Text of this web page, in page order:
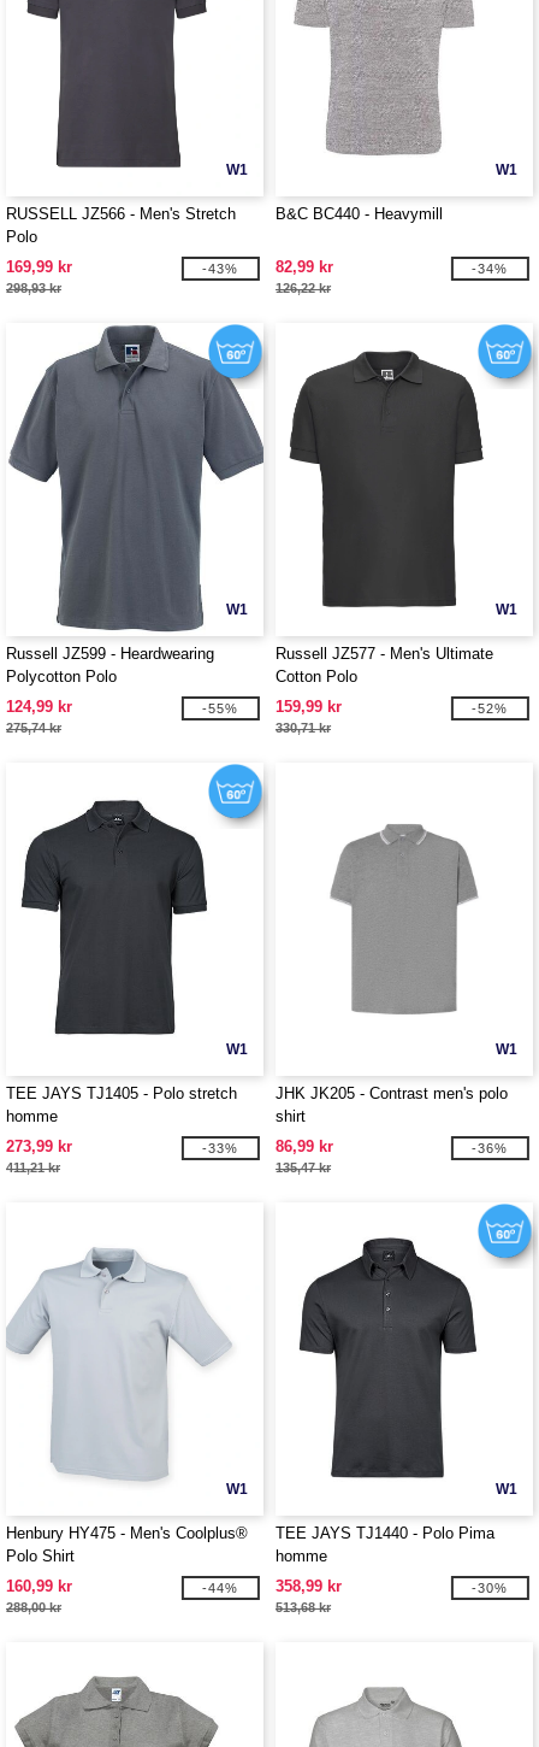
W1
RUSSELL JZ566 - Men's Stretch
Polo
169,99 kr
298,93 kr
-43%
W1
B&C BC440 - Heavymill
82,99 kr
126,22 kr
-34%
W1
Russell JZ599 - Heardwearing
Polycotton Polo
124,99 kr
275,74 kr
-55%
W1
Russell JZ577 - Men's Ultimate
Cotton Polo
159,99 kr
330,71 kr
-52%
W1
TEE JAYS TJ1405 - Polo stretch
homme
273,99 kr
411,21 kr
-33%
W1
JHK JK205 - Contrast men's polo
shirt
86,99 kr
135,47 kr
-36%
W1
Henbury HY475 - Men's Coolplus®
Polo Shirt
160,99 kr
288,00 kr
-44%
W1
TEE JAYS TJ1440 - Polo Pima
homme
358,99 kr
513,68 kr
-30%